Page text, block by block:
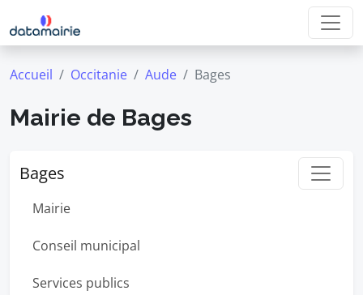
Accueil Occitanie Aude Bages
Mairie de Bages
Bages
Mairie
Conseil municipal
Services publics